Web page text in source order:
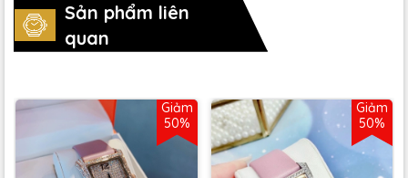
Sản phẩm liên
quan
Giảm
50%
Giảm
50%